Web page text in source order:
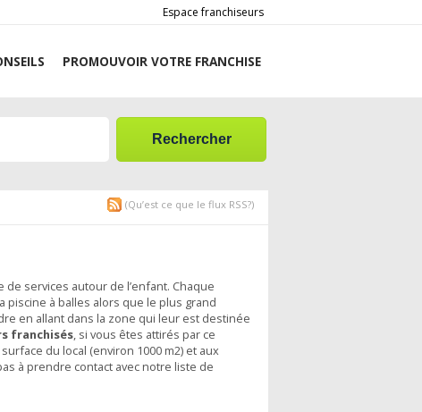
Espace franchiseurs
PROMOUVOIR VOTRE FRANCHISE
(Qu’est ce que le flux RSS?)
de services autour de l’enfant. Chaque
piscine à balles alors que le plus grand
en allant dans la zone qui leur est destinée
franchisés, si vous êtes attirés par ce
du local (environ 1000 m2) et aux
à prendre contact avec notre liste de